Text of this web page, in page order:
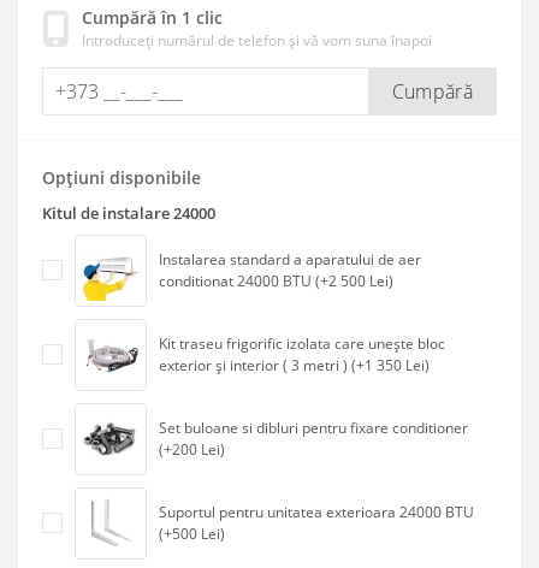
Cumpără în 1 clic
Introduceți numărul de telefon și vă vom suna înapoi
Cumpără
Opțiuni disponibile
Kitul de instalare 24000
Instalarea standard a aparatului de aer
conditionat 24000 BTU (+2 500 Lei)
Kit traseu frigorific izolata care unește bloc
exterior și interior ( 3 metri ) (+1 350 Lei)
Set buloane si dibluri pentru fixare conditioner
(+200 Lei)
Suportul pentru unitatea exterioara 24000 BTU
(+500 Lei)